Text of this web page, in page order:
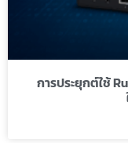
การประยุกต์ใช้